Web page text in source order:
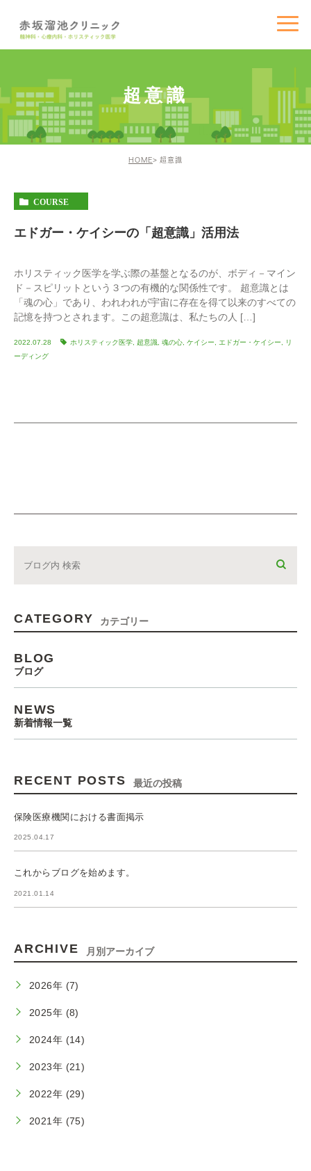
超意識
HOME 超意識
COURSE
エドガー・ケイシーの「超意識」活用法
ホリスティック医学を学ぶ際の基盤となるのが、ボディ－マイン
ド－スピリットという３つの有機的な関係性です。 超意識とは
「魂の心」であり、われわれが宇宙に存在を得て以来のすべての
記憶を持つとされます。この超意識は、私たちの人 […]
2022.07.28 ホリスティック医学 超意識 魂の心 ケイシー エドガー・ケイシー
リ
ーディング
CATEGORY カテゴリー
BLOG
ブログ
NEWS
新着情報一覧
RECENT POSTS 最近の投稿
保険医療機関における書面掲示
2025.04.17
これからブログを始めます。
2021.01.14
ARCHIVE 月別アーカイブ
2026年 (7)
2025年 (8)
2024年 (14)
2023年 (21)
2022年 (29)
2021年 (75)